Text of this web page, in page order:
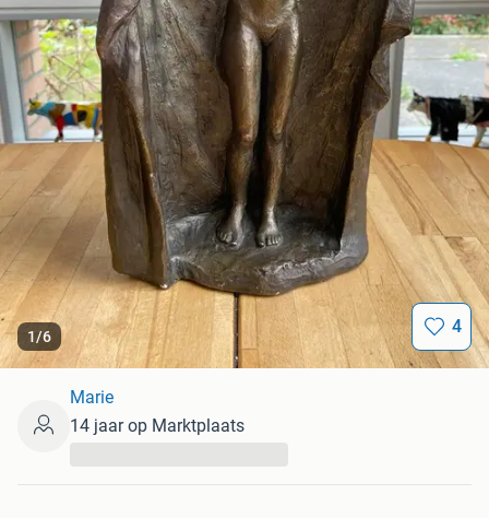
1/6 4
Marie
14 jaar op Marktplaats